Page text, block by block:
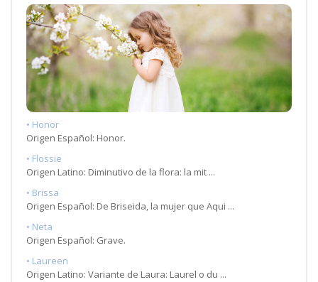
• Honor
Origen Español: Honor.
• Flossie
Origen Latino: Diminutivo de la flora: la mit ...
• Brissa
Origen Español: De Briseida, la mujer que Aqui ...
• Neta
Origen Español: Grave.
• Laureen
Origen Latino: Variante de Laura: Laurel o du ...